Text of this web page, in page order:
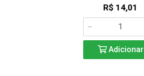
R$ 14,01
Adicionar